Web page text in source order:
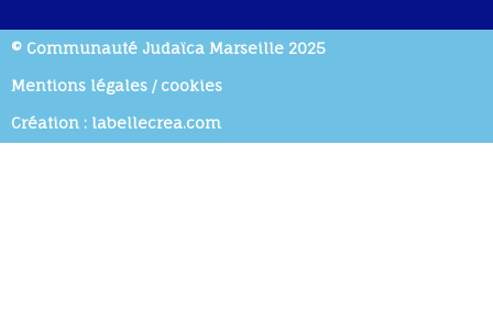
© Communauté Judaïca Marseille 2025
Mentions légales / cookies
Création : labellecrea.com